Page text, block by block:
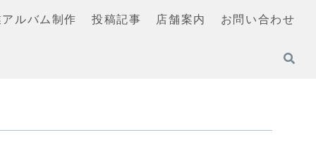
ルバム制作 投稿記事 店舗案内 お問い合わせ